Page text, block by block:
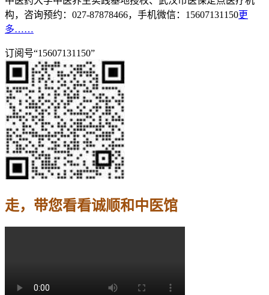
构，咨询预约：027-87878466，手机微信：15607131150更
多……
订阅号“15607131150”
走，带您看看诚顺和中医馆